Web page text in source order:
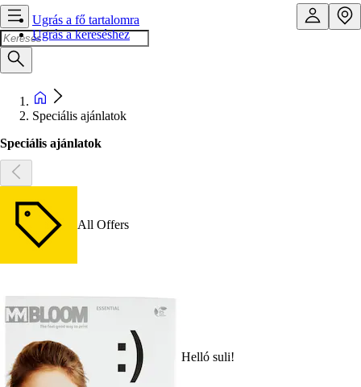
Ugrás a fő tartalomra
Ugrás a kereséshez
Speciális ajánlatok
Speciális ajánlatok
All Offers
Helló suli!